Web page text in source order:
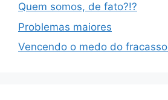
Quem somos, de fato?!?
Problemas maiores
Vencendo o medo do fracasso